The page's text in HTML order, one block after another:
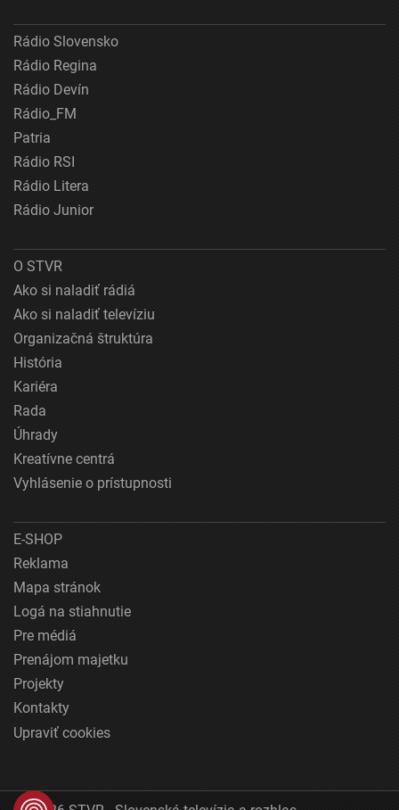
Rádio Slovensko
Rádio Regina
Rádio Devín
Rádio_FM
Patria
Rádio RSI
Rádio Litera
Rádio Junior
O STVR
Ako si naladiť rádiá
Ako si naladiť televíziu
Organizačná štruktúra
História
Kariéra
Rada
Úhrady
Kreatívne centrá
Vyhlásenie o prístupnosti
E-SHOP
Reklama
Mapa stránok
Logá na stiahnutie
Pre médiá
Prenájom majetku
Projekty
Kontakty
Upraviť cookies